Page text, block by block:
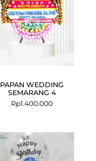
PAPAN WEDDING
SEMARANG 4
Rp1.400.000